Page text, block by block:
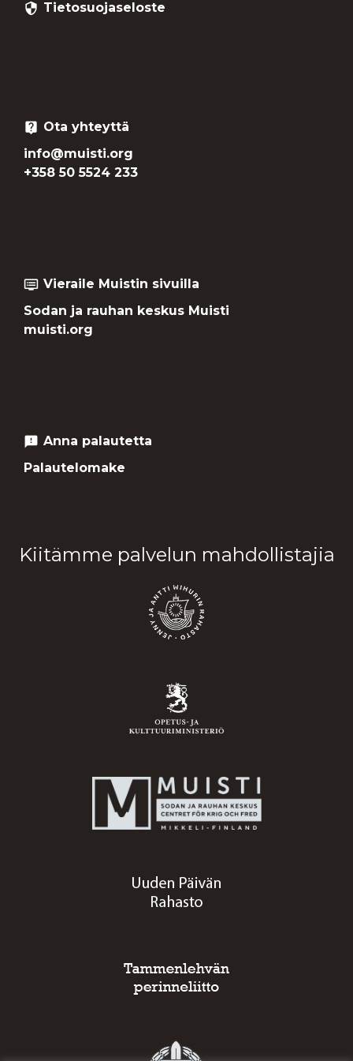
security Tietosuojaseloste
live_help Ota yhteyttä
info@muisti.org
+358 50 5524 233
dvr Vieraile Muistin sivuilla
Sodan ja rauhan keskus Muisti
muisti.org
feedback Anna palautetta
Palautelomake
Kiitämme palvelun mahdollistajia